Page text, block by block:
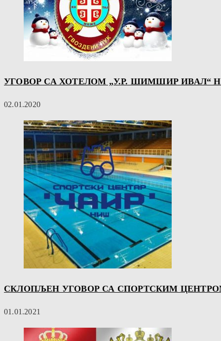
УГОВОР СА ХОТЕЛОМ „У.Р. ШИМШИР ИВАЛ“
02.01.2020
СКЛОПЉЕН УГОВОР СА СПОРТСКИМ
01.01.2021